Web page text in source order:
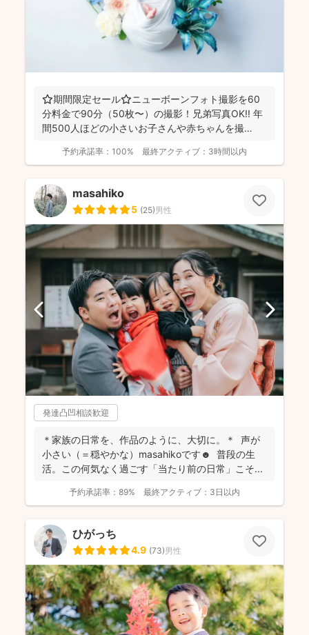
⭐️期間限定セール⭐️ニューボーンフォト撮影を60
分料金で90分（50枚〜）の撮影！兄弟写真OK!! 年
間500人ほどの小さいお子さんや赤ちゃんを撮
予約承諾率： 100% 最終アクティブ： 3時間以内
masahiko
5 (25)男性
発達凸凹相談歓迎
＊家族の日常を、作品のように、大切に。＊ 声が
小さい（＝穏やかな）masahikoです☻ 普段の生
活。この何気なく過ごす「当たり前の日常」こそ...
予約承諾率： 89% 最終アクティブ： 3日以内
ひがっち
4.9 (73)男性